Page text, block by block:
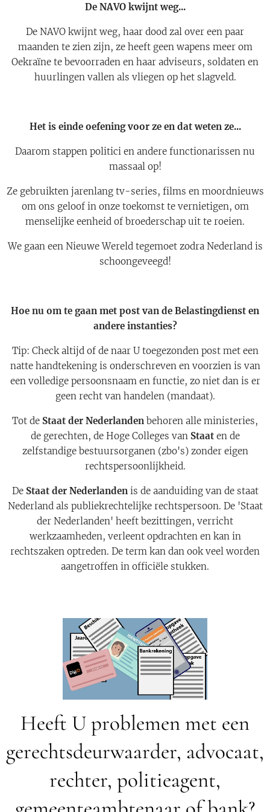
De NAVO kwijnt weg...
De NAVO kwijnt weg, haar dood zal over een paar
maanden te zien zijn, ze heeft geen wapens meer om
Oekraïne te bevoorraden en haar adviseurs, soldaten en
huurlingen vallen als vliegen op het slagveld.
Het is einde oefening voor ze en dat weten ze...
Daarom stappen politici en andere functionarissen nu
massaal op!
Ze gebruikten jarenlang tv-series, films en moordnieuws
om ons geloof in onze toekomst te vernietigen, om
menselijke eenheid of broederschap uit te roeien.
We gaan een Nieuwe Wereld tegemoet zodra Nederland is
schoongeveegd!
Hoe nu om te gaan met post van de Belastingdienst en
andere instanties?
Tip: Check altijd of de naar U toegezonden post met een
natte handtekening is onderschreven en voorzien is van
een volledige persoonsnaam en functie, zo niet dan is er
geen recht van handelen (mandaat).
Tot de Staat der Nederlanden behoren alle ministeries,
de gerechten, de Hoge Colleges van Staaten de
zelfstandige bestuursorganen (zbo's) zonder eigen
rechtspersoonlijkheid.
De Staat der Nederlanden is de aanduiding van de staat
Nederland als publiekrechtelijke rechtspersoon. De 'Staat
der Nederlanden' heeft bezittingen, verricht
werkzaamheden, verleent opdrachten en kan in
rechtszaken optreden. De term kan dan ook veel worden
aangetroffen in officiële stukken.
Heeft U problemen met een
gerechtsdeurwaarder, advocaat,
rechter, politieagent,